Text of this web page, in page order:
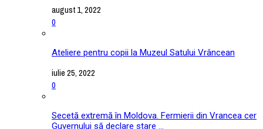
august 1, 2022
0
Ateliere pentru copii la Muzeul Satului Vrâncean
iulie 25, 2022
0
Secetă extremă în Moldova. Fermierii din Vrancea cer
Guvernului să declare stare ...